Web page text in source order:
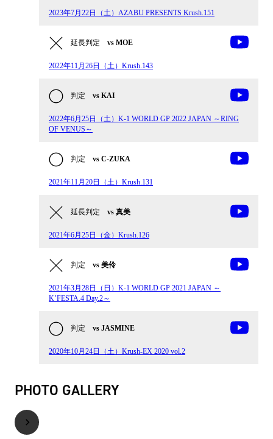
2023年7月22日（土）AZABU PRESENTS Krush.151
延長判定 vs MOE
2022年11月26日（土）Krush.143
判定 vs KAI
2022年6月25日（土）K-1 WORLD GP 2022 JAPAN ～RING
OF VENUS～
判定 vs C-ZUKA
2021年11月20日（土）Krush.131
延長判定 vs 真美
2021年6月25日（金）Krush.126
判定 vs 美伶
2021年3月28日（日）K-1 WORLD GP 2021 JAPAN ～
K’FESTA.4 Day.2～
判定 vs JASMINE
2020年10月24日（土）Krush-EX 2020 vol.2
PHOTO GALLERY